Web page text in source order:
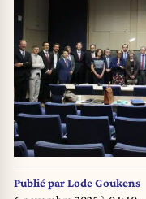
Publié parLode Goukens